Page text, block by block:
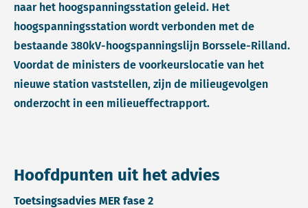
naar het hoogspanningsstation geleid. Het
hoogspanningsstation wordt verbonden met de
bestaande 380kV-hoogspanningslijn Borssele-Rilland.
Voordat de ministers de voorkeurslocatie van het
nieuwe station vaststellen, zijn de milieugevolgen
onderzocht in een milieueffectrapport.
Hoofdpunten uit het advies
Toetsingsadvies MER fase 2